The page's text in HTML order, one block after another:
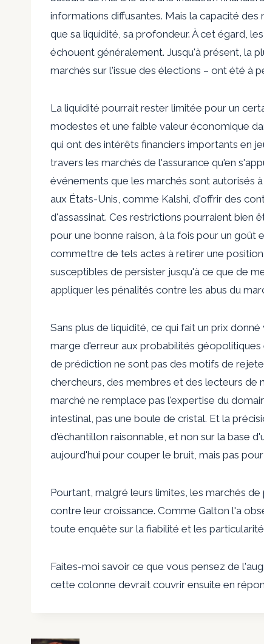
informations diffusantes. Mais la capacité
que sa liquidité, sa profondeur. À cet égard,
échouent généralement. Jusqu'à présent, la
marchés sur l'issue des élections – ont été à
La liquidité pourrait rester limitée pour un
modestes et une faible valeur économique
qui ont des intérêts financiers importants en
travers les marchés de l'assurance qu'en
événements que les marchés sont autorisés
aux États-Unis, comme Kalshi, d'offrir des
d'assassinat. Ces restrictions pourraient bien
pour une bonne raison, à la fois pour un goût
commettre de tels actes à retirer une
susceptibles de persister jusqu'à ce que de
appliquer les pénalités contre les abus du
Sans plus de liquidité, ce qui fait un prix
marge d'erreur aux probabilités
de prédiction ne sont pas des motifs de
chercheurs, des membres et des lecteurs de
marché ne remplace pas l'expertise du
intestinal, pas une boule de cristal. Et la
d'échantillon raisonnable, et non sur la base
aujourd'hui pour couper le bruit, mais pas
Pourtant, malgré leurs limites, les marchés
contre leur croissance. Comme Galton l'a
toute enquête sur la fiabilité et les
Faites-moi savoir ce que vous pensez de
cette colonne devrait couvrir ensuite en